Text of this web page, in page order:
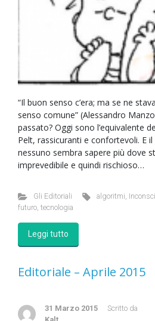
“Il buon senso c’era; ma se ne
senso comune” (Alessandro
passato? Oggi sono l’equivalente
Pelt, rassicuranti e confortevoli. E
nessuno sembra sapere più dove
imprevedibile e quindi rischioso…
Gli Editoriali algoritmi,
futuro, tecnologia
Leggi tutto
Editoriale – Aprile 2015
31 Marzo 2015
Scritto da
Kalt